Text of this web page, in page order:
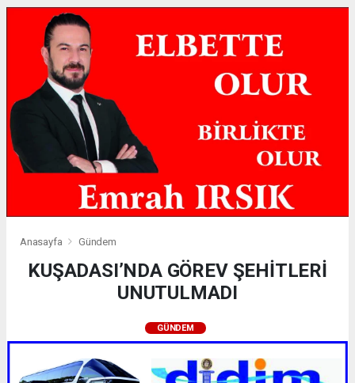
Anasayfa Gündem
KUŞADASI’NDA GÖREV ŞEHİTLERİ
UNUTULMADI
GÜNDEM